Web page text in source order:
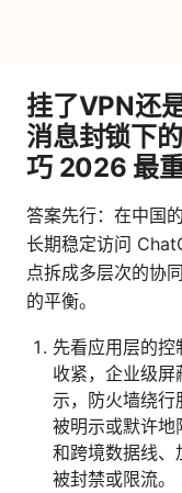
挂了VPN还
消息封锁下
巧 2026 最
答案先行：在中国
长期稳定访问
点拆成多层次的协
的平衡。
先看应用层的
收紧，企业级
示，防火墙绕行
被明示或默许地
和跨境数据线、
被封禁或限流。